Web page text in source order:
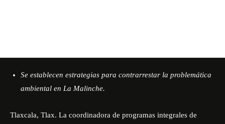
Se establecen estrategias para contrarrestar la problemática
ambiental en La Malinche.
Tlaxcala, Tlax. La coordinadora de programas integrales de